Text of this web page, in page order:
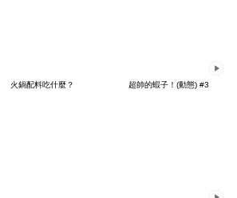
火鍋配料吃什麼？ 超帥的蝦子！(動態) #3